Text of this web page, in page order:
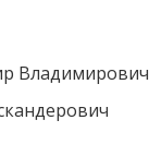
Владимирович